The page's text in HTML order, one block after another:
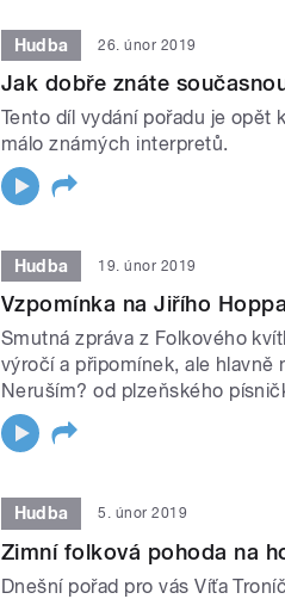
Hudba 26. únor 2019
Jak dobře znáte
Tento díl vydání pořadu je opět
málo známých interpretů.
Hudba 19. únor 2019
Vzpomínka na Jiřího
Smutná zpráva z Folkového
výročí a připomínek, ale hlavně
Neruším? od plzeňského
Hudba 5. únor 2019
Zimní folková pohoda na
Dnešní pořad pro vás Víťa